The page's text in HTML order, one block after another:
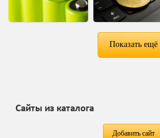
Показать ещё
Сайты из каталога
Добавить сайт